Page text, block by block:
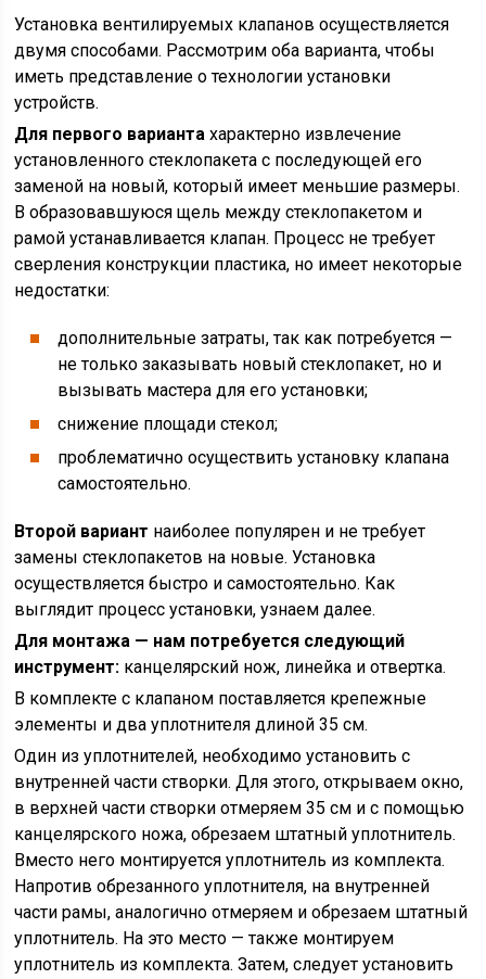
Установка вентилируемых клапанов осуществляется
двумя способами. Рассмотрим оба варианта, чтобы
иметь представление о технологии установки
устройств.
Для первого варианта характерно извлечение
установленного стеклопакета с последующей его
заменой на новый, который имеет меньшие размеры.
В образовавшуюся щель между стеклопакетом и
рамой устанавливается клапан. Процесс не требует
сверления конструкции пластика, но имеет некоторые
недостатки:
дополнительные затраты, так как потребуется —
не только заказывать новый стеклопакет, но и
вызывать мастера для его установки;
снижение площади стекол;
проблематично осуществить установку клапана
самостоятельно.
Второй вариант наиболее популярен и не требует
замены стеклопакетов на новые. Установка
осуществляется быстро и самостоятельно. Как
выглядит процесс установки, узнаем далее.
Для монтажа — нам потребуется следующий
инструмент: канцелярский нож, линейка и отвертка.
В комплекте с клапаном поставляется крепежные
элементы и два уплотнителя длиной 35 см.
Один из уплотнителей, необходимо установить с
внутренней части створки. Для этого, открываем окно,
в верхней части створки отмеряем 35 см и с помощью
канцелярского ножа, обрезаем штатный уплотнитель.
Вместо него монтируется уплотнитель из комплекта.
Напротив обрезанного уплотнителя, на внутренней
части рамы, аналогично отмеряем и обрезаем штатный
уплотнитель. На это место — также монтируем
уплотнитель из комплекта. Затем, следует установить